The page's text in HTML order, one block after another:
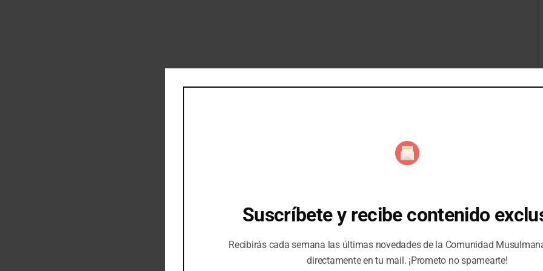
Suscríbete y recibe contenido
Recibirás cada semana las últimas novedades de la Comunidad
directamente en tu mail. ¡Prometo no spamearte!